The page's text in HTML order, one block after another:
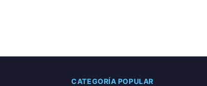
CATEGORÍA POPULAR